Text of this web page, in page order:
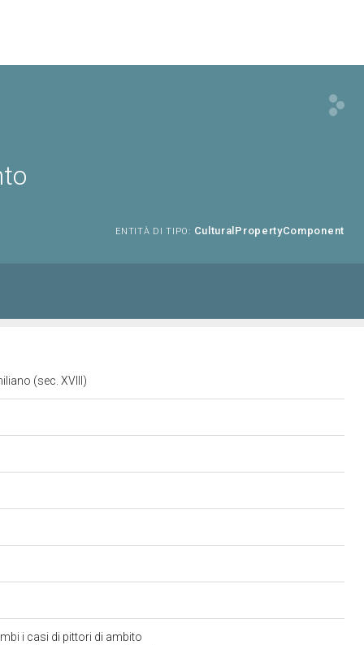
ENTITÀ DI TIPO: CulturalPropertyComponent
(sec. XVIII)
i casi di pittori di ambito